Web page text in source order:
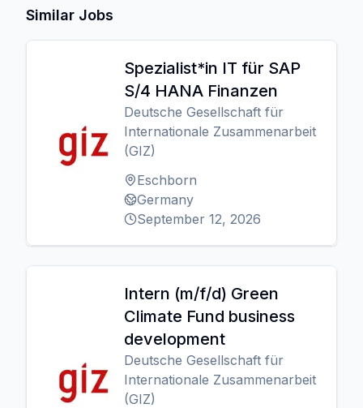
Similar Jobs
Spezialist*in IT für SAP
S/4 HANA Finanzen
Deutsche Gesellschaft für
Internationale Zusammenarbeit
(GIZ)
Eschborn
Germany
September 12, 2026
Intern (m/f/d) Green
Climate Fund business
development
Deutsche Gesellschaft für
Internationale Zusammenarbeit
(GIZ)